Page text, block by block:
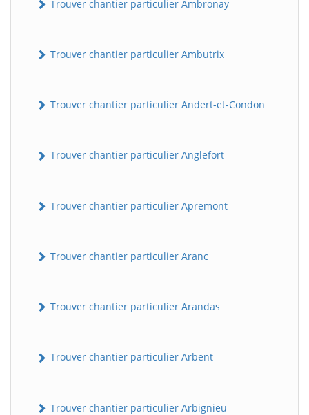
Trouver chantier particulier Ambronay
Trouver chantier particulier Ambutrix
Trouver chantier particulier Andert-et-Condon
Trouver chantier particulier Anglefort
Trouver chantier particulier Apremont
Trouver chantier particulier Aranc
Trouver chantier particulier Arandas
Trouver chantier particulier Arbent
Trouver chantier particulier Arbignieu